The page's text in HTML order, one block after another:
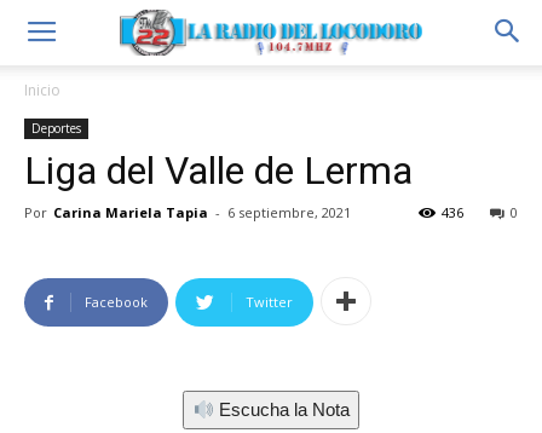
Inicio
Deportes
Liga del Valle de Lerma
Por Carina Mariela Tapia - 6 septiembre, 2021 0
436
Facebook Twitter
Escucha la Nota